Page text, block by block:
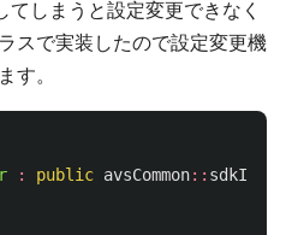
しまうと設定変更できなく
スで実装したので設定変更機
す。
: public avsCommon::